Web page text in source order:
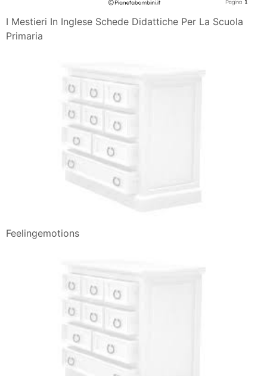
I Mestieri In Inglese Schede Didattiche Per La Scuola
Primaria
Feelingemotions